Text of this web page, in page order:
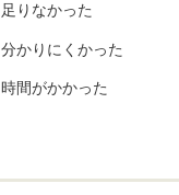
足りなかった
分かりにくかった
時間がかかった